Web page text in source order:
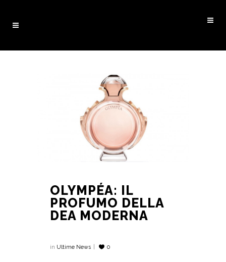
OLYMPÉA: IL
PROFUMO DELLA
DEA MODERNA
in Ultime News 0